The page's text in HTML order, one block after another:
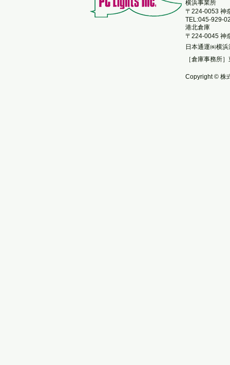
横浜事業所
〒224-0053 神
TEL:045-929-
港北倉庫
〒224-0045 神
日本通運㈱横
［倉庫事務所
Copyright © 株